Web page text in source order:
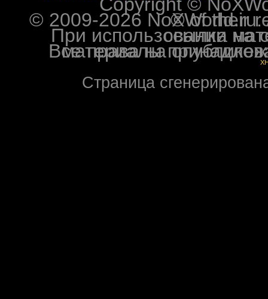
Copyright ©
© 2009-2026 NoXWorld.ru. All
При использовании
Все права на опубликованные на форуме
Страница